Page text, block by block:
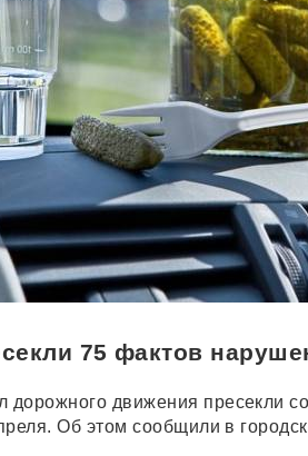
75 фактов
движения пресекли
Об этом сообщили в